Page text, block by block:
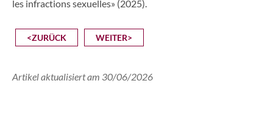
les infractions sexuelles» (2025).
<ZURÜCK WEITER>
Artikel aktualisiert am 30/06/2026